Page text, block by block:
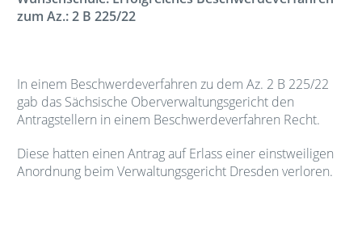
zum Az.: 2 B 225/22
In einem Beschwerdeverfahren zu dem Az. 2 B 225/22
gab das Sächsische Oberverwaltungsgericht den
Antragstellern in einem Beschwerdeverfahren Recht.
Diese hatten einen Antrag auf Erlass einer einstweiligen
Anordnung beim Verwaltungsgericht Dresden verloren.